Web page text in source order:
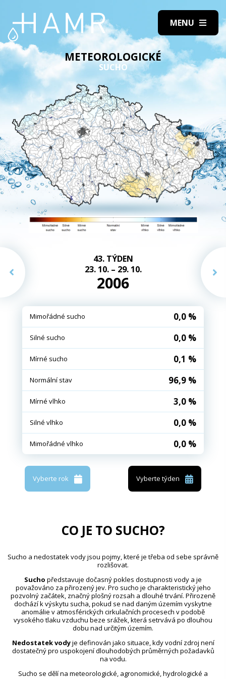
METEOROLOGICKÉ
SUCHO
43. TÝDEN
23. 10. – 29. 10.
2006
Mimořádné sucho 0,0 %
Silné sucho 0,0 %
Mírné sucho 0,1 %
Normální stav 96,9 %
Mírné vlhko 3,0 %
Silné vlhko 0,0 %
Mimořádné vlhko 0,0 %
Vyberte rok Vyberte týden
CO JE TO SUCHO?
Sucho a nedostatek vody jsou pojmy, které je třeba od sebe správně
rozlišovat.
Sucho představuje dočasný pokles dostupnosti vody a je
považováno za přirozený jev. Pro sucho je charakteristický jeho
pozvolný začátek, značný plošný rozsah a dlouhé trvání. Přirozeně
dochází k výskytu sucha, pokud se nad daným územím vyskytne
anomálie v atmosférických cirkulačních procesech v podobě
vysokého tlaku vzduchu beze srážek, která setrvává po dlouhou
dobu nad určitým územím.
Nedostatek vodyje definován jako situace, kdy vodní zdroj není
dostatečný pro uspokojení dlouhodobých průměrných požadavků
na vodu.
Sucho se dělí na meteorologické, agronomické, hydrologické a